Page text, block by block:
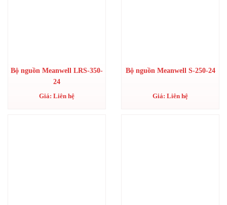
Bộ nguồn Meanwell LRS-350-
24
Giá: Liên hệ
Bộ nguồn Meanwell S-250-24
Giá: Liên hệ